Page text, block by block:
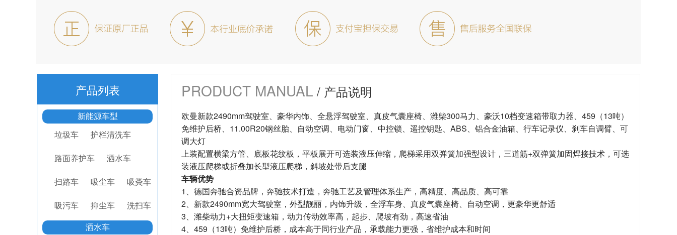
产品列表
新能源车型
垃圾车 护栏清洗车
路面养护车 洒水车
扫路车 吸尘车 吸粪车
吸污车 抑尘车 洗扫车
洒水车
PRODUCT MANUAL / 产品说明
欧曼新款2490mm驾驶室、豪华内饰、全悬浮驾驶室、真皮气囊座椅、潍柴300马力、豪沃10档变速箱带取力器、459（13吨）
免维护后桥、11.00R20钢丝胎、自动空调、电动门窗、中控锁、遥控钥匙、ABS、铝合金油箱、行车记录仪、刹车自调臂、可
调大灯
上装配置横梁方管、底板花纹板，平板展开可选装液压伸缩，爬梯采用双弹簧加强型设计，三道筋+双弹簧加固焊接技术，可选
装液压爬梯或折叠加长型液压爬梯，斜坡处带后支腿
车辆优势
1、德国奔驰合资品牌，奔驰技术打造，奔驰工艺及管理体系生产，高精度、高品质、高可靠
2、新款2490mm宽大驾驶室，外型靓丽，内饰升级，全浮车身、真皮气囊座椅、自动空调，更豪华更舒适
3、潍柴动力+大扭矩变速箱，动力传动效率高，起步、爬坡有劲，高速省油
4、459（13吨）免维护后桥，成本高于同行业产品，承载能力更强，省维护成本和时间